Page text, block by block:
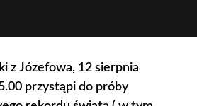
z Józefowa, 12 sierpnia
przystąpi do próby